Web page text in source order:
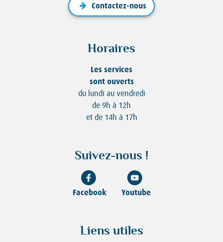
Contactez-nous
Horaires
Les services
sont ouverts
du lundi au vendredi
de 9h à 12h
et de 14h à 17h
Suivez-nous !
Facebook Youtube
Liens utiles